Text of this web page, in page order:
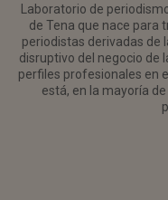
Laboratorio de
de Tena que nace para
periodistas derivadas de
disruptivo del negocio de
perfiles profesionales en
está, en la mayoría